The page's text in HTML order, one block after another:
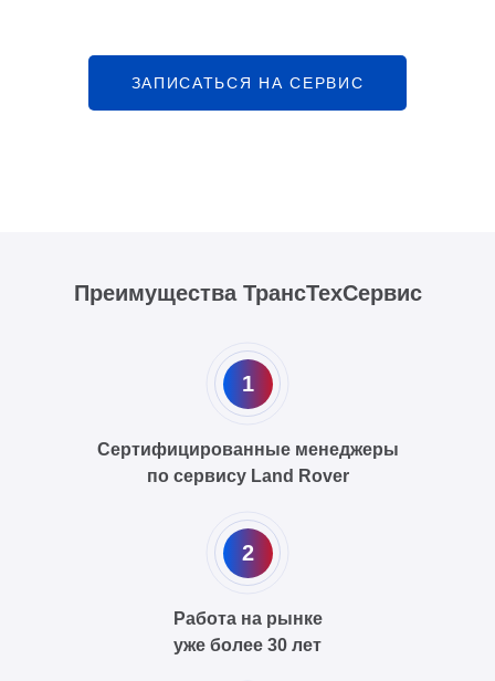
ЗАПИСАТЬСЯ НА СЕРВИС
Преимущества ТрансТехСервис
1
Сертифицированные менеджеры
по сервису Land Rover
2
Работа на рынке
уже более 30 лет